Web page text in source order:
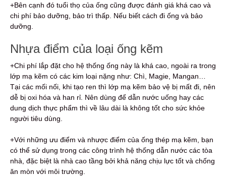
+Bên cạnh đó tuổi thọ của ống cũng được đánh giá khá cao và
chi phí bảo dưỡng, bảo trì thấp. Nếu biết cách đi ống và bảo
dưỡng.
Nhựa điểm của loại ống kẽm
+Chi phí lắp đặt cho hệ thống ống này là khá cao, ngoài ra trong
lớp mạ kẽm có các kim loại nặng như: Chì, Magie, Mangan…
Tại các mối nối, khi tạo ren thì lớp mạ kẽm bảo vệ bị mất đi, nên
dễ bị oxi hóa và han rỉ. Nên dùng để dẫn nước uống hay các
dung dịch thực phẩm thì về lâu dài là không tốt cho sức khỏe
người tiêu dùng.
+Với những ưu điểm và nhược điểm của ống thép mạ kẽm, bạn
có thể sử dụng trong các công trình hệ thống dẫn nước các tòa
nhà, đặc biệt là nhà cao tầng bởi khả năng chịu lực tốt và chống
ăn mòn với môi trường.